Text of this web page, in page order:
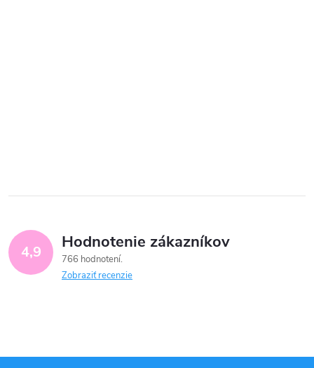
4,9 Hodnotenie zákazníkov
766 hodnotení
Zobraziť recenzie